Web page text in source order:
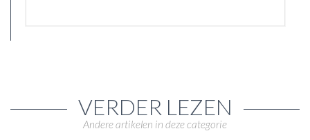
VERDER LEZEN
Andere artikelen in deze categorie